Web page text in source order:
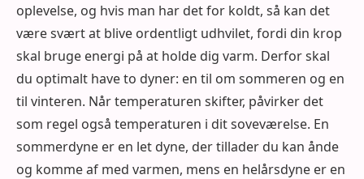
oplevelse, og hvis man har det for koldt, så kan det
være svært at blive ordentligt udhvilet, fordi din krop
skal bruge energi på at holde dig varm. Derfor skal
du optimalt have to dyner: en til om sommeren og en
til vinteren. Når temperaturen skifter, påvirker det
som regel også temperaturen i dit soveværelse. En
sommerdyne er en let dyne, der tillader du kan ånde
og komme af med varmen, mens en helårsdyne er en